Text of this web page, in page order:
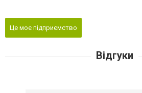
Це моє підприємство
Відгуки